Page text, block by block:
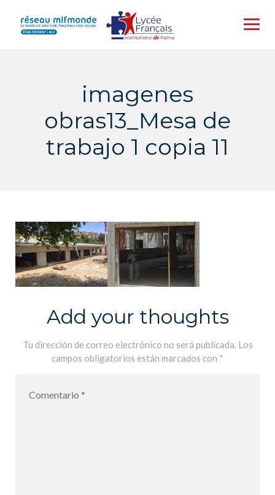
content
imagenes
obras13_Mesa de
trabajo 1 copia 11
Add your thoughts
Tu dirección de correo electrónico no será publicada. Los
campos obligatorios están marcados con *